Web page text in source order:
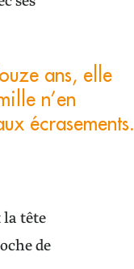
ans, elle
n’en
écrasements.
la tête
de